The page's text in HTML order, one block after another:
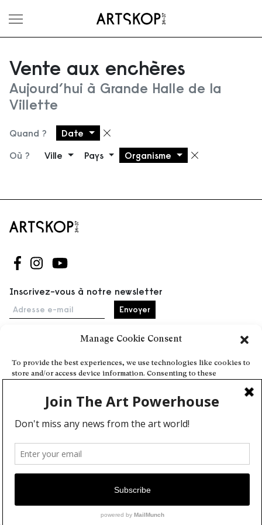
Manage Cookie Consent
To provide the best experiences, we use technologies like cookies to
store and/or access device information. Consenting to these
or unique IDs on this site. Not consenting or withdrawing consent,
may adversely affect certain features and functions.
Deny
View preferences
Cookie Policy
Ouvrir le menu
Vente aux enchères
Aujourd’hui à Grande Halle de la
Villette
Quand ? Date Supprimer le filtre
Où ? Ville Pays Organisme
Suivez-nous sur Facebook
Suivez-nous sur Instagram
Suivez-nous sur Youtube
Inscrivez-vous à notre newsletter
Adresse e-mail
Accueil
Événements
À propos
Partenaires
Contact
Conditions générales
Confidentialité et cookies
Communiquer votre événement